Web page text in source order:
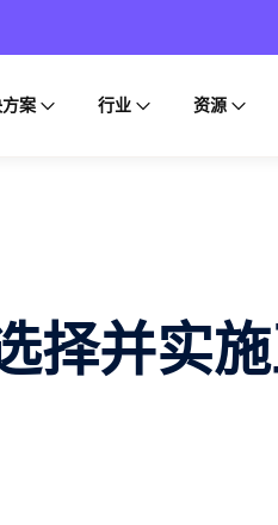
案 行业 资源
择并实